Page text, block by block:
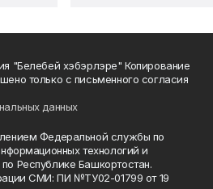
"Белебей хэбэрлэре" Копирование
только с письменного согласия
данных
Федеральной службы по
технологий и
Республике Башкортостан.
СМИ: ПИ №ТУ02-01799 от 19